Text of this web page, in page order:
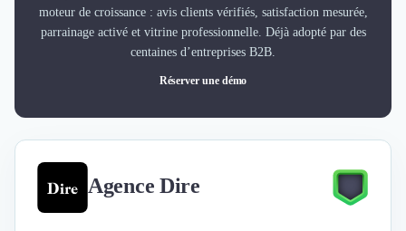
moteur de croissance : avis clients vérifiés, satisfaction mesurée,
parrainage activé et vitrine professionnelle. Déjà adopté par des
centaines d’entreprises B2B.
Réserver une démo
Agence Dire